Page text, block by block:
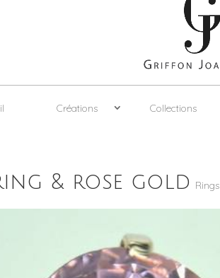
Créations Collections
& rose gold Rings